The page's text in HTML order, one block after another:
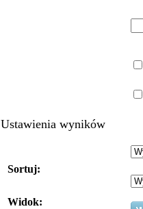
Ustawienia wyników
Sortuj:
Widok: